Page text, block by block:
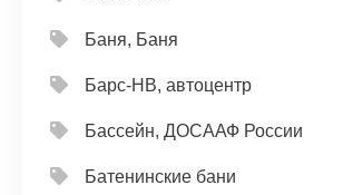
Баня, Баня
Барс-НВ, автоцентр
Бассейн, ДОСААФ России
Батенинские бани